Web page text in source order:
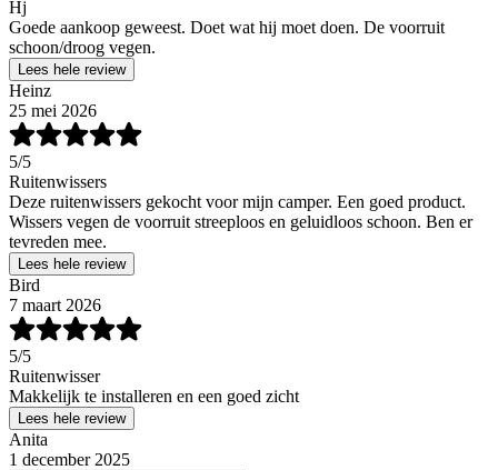
Hj
Goede aankoop geweest. Doet wat hij moet doen. De voorruit
schoon/droog vegen.
Lees hele review
Heinz
25 mei 2026
5/5
Ruitenwissers
Deze ruitenwissers gekocht voor mijn camper. Een goed product.
Wissers vegen de voorruit streeploos en geluidloos schoon. Ben er
tevreden mee.
Lees hele review
Bird
7 maart 2026
5/5
Ruitenwisser
Makkelijk te installeren en een goed zicht
Lees hele review
Anita
1 december 2025